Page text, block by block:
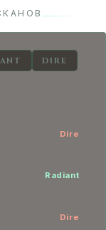
DIRE
Dire
Radiant
Dire